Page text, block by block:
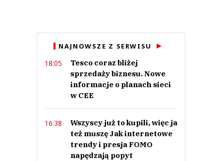
NAJNOWSZE Z SERWISU
18:05
Tesco coraz bliżej
sprzedaży biznesu. Nowe
informacje o planach sieci
w CEE
16:38
Wszyscy już to kupili, więc ja
też muszę Jak internetowe
trendy i presja FOMO
napędzają popyt